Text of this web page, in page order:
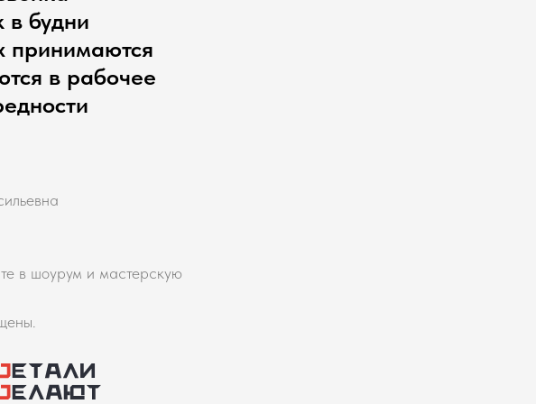
в будни
принимаются
в рабочее
в шоурум и мастерскую